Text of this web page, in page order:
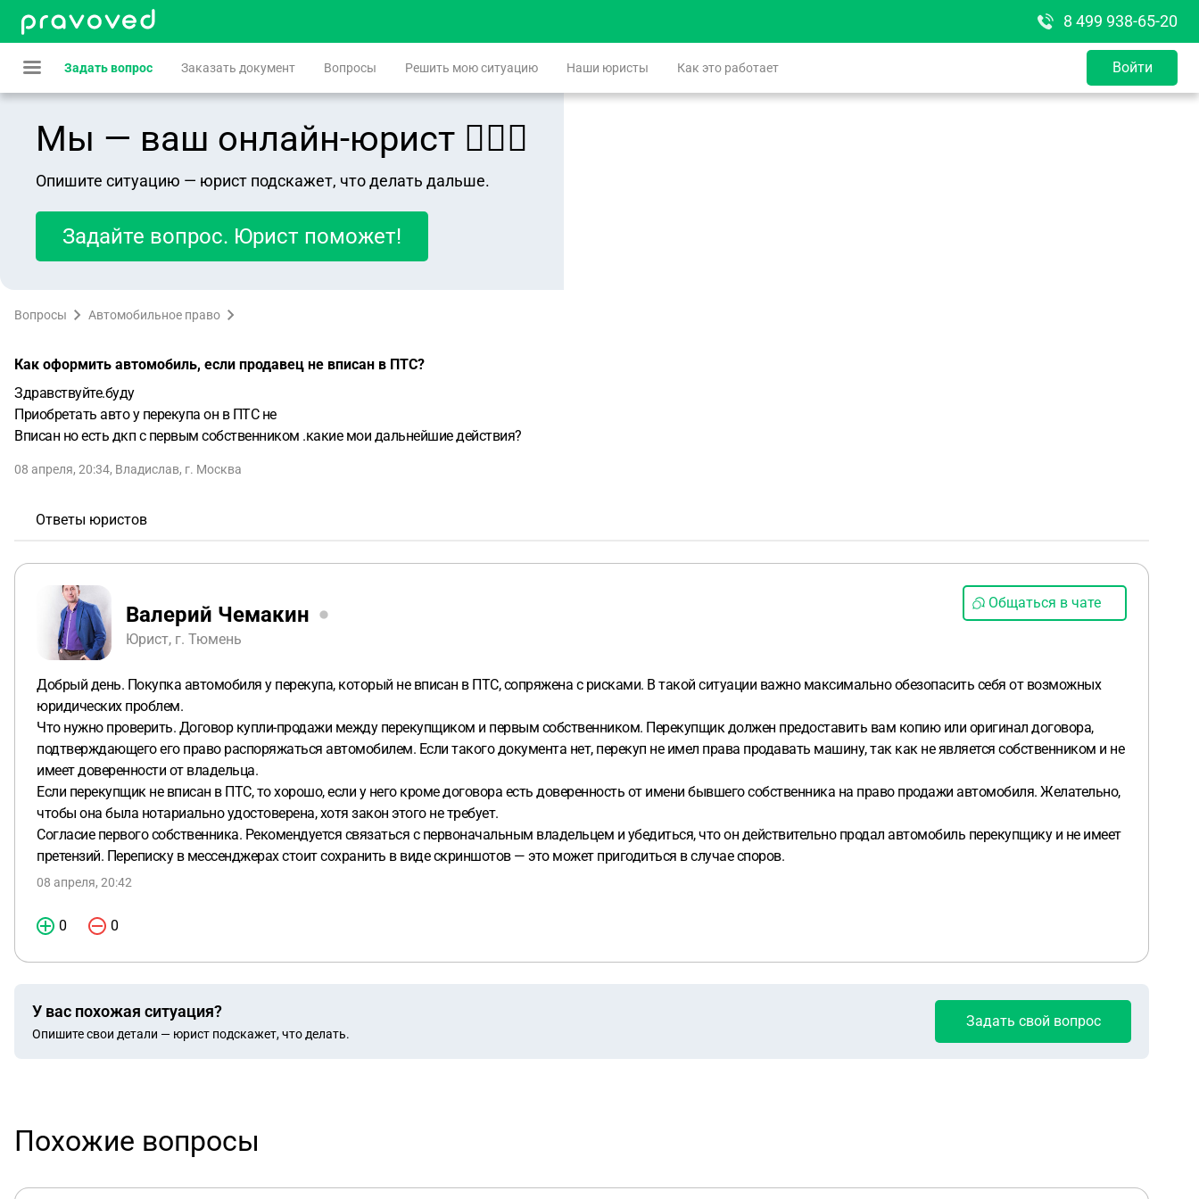
8 499 938-65-20
Задать вопрос Заказать документ Вопросы Решить мою ситуацию Наши юристы Как это работает Войти
Мы — ваш онлайн-юрист 👨🏻‍⚖️
Опишите ситуацию — юрист подскажет, что делать дальше.
Задайте вопрос. Юрист поможет!
Вопросы Автомобильное право
Как оформить автомобиль, если продавец не вписан в ПТС?
Здравствуйте.буду
Приобретать авто у перекупа он в ПТС не
Вписан но есть дкп с первым собственником .какие мои дальнейшие действия?
08 апреля, 20:34, Владислав, г. Москва
Ответы юристов
Валерий Чемакин
Юрист, г. Тюмень
Общаться в чате
Добрый день. Покупка автомобиля у перекупа, который не вписан в ПТС, сопряжена с рисками. В такой ситуации важно максимально обезопасить себя от возможных
юридических проблем.
Что нужно проверить. Договор купли-продажи между перекупщиком и первым собственником. Перекупщик должен предоставить вам копию или оригинал договора,
подтверждающего его право распоряжаться автомобилем. Если такого документа нет, перекуп не имел права продавать машину, так как не является собственником и не
имеет доверенности от владельца.
Если перекупщик не вписан в ПТС, то хорошо, если у него кроме договора есть доверенность от имени бывшего собственника на право продажи автомобиля. Желательно,
чтобы она была нотариально удостоверена, хотя закон этого не требует.
Согласие первого собственника. Рекомендуется связаться с первоначальным владельцем и убедиться, что он действительно продал автомобиль перекупщику и не имеет
претензий. Переписку в мессенджерах стоит сохранить в виде скриншотов — это может пригодиться в случае споров.
08 апреля, 20:42
0 0
У вас похожая ситуация?
Опишите свои детали — юрист подскажет, что делать.
Задать свой вопрос
Похожие вопросы